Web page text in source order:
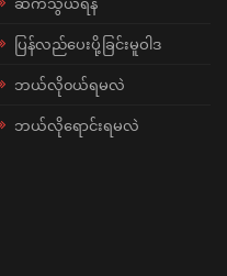
ပြန်လည်ပေးပို့ခြင်းမူဝါဒ
ဘယ်လို၀ယ်ရမလဲ
ဘယ်လိုရောင်းရမလဲ